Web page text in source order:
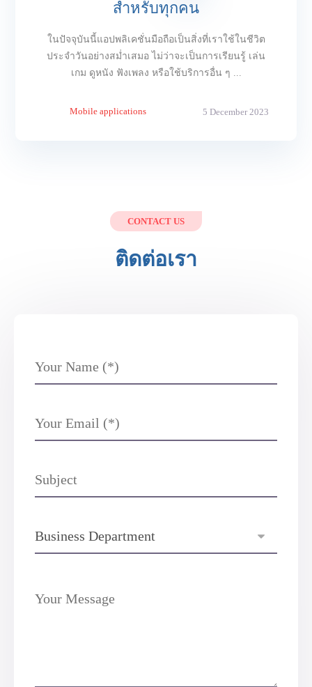
สำหรับทุกคน
Mobile applications 5 December 2023
ในปัจจุบันนี้แอปพลิเคชั่นมือถือเป็นสิ่งที่เราใช้ในชีวิต
ประจำวันอย่างสม่ำเสมอ ไม่ว่าจะเป็นการเรียนรู้ เล่น
เกม ดูหนัง ฟังเพลง หรือใช้บริการอื่น ๆ ...
CONTACT US
ติดต่อเรา